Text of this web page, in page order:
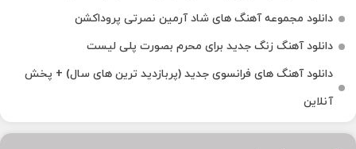
دانلود مجموعه آهنگ های شاد آرمین نصرتی پروداکشن
دانلود آهنگ زنگ جدید برای محرم بصورت پلی لیست
دانلود آهنگ های فرانسوی جدید (پربازدید ترین های سال) + پخش
آنلاین